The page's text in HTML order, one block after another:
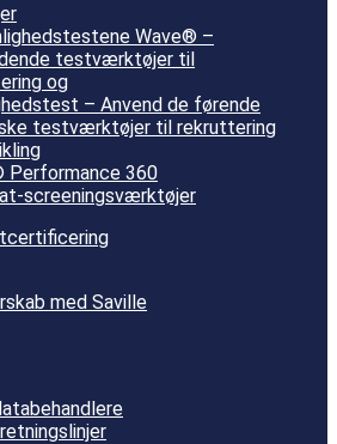
Wave® –
testværktøjer til
og
– Anvend de førende
testværktøjer til rekruttering
Performance 360
screeningsværktøjer
med Saville